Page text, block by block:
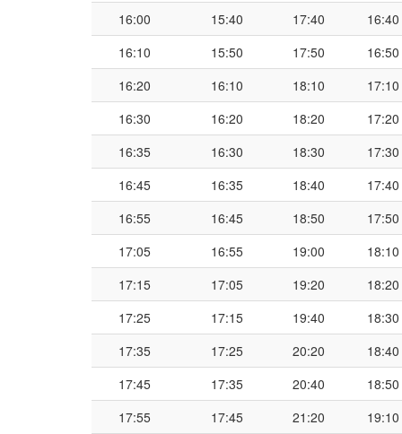
16:00
15:40 17:40
16:40
16:10
15:50 17:50
16:50
16:20
16:10 18:10
17:10
16:30
16:20 18:20
17:20
16:35
16:30 18:30
17:30
16:45
16:35 18:40
17:40
16:55
16:45 18:50
17:50
17:05
16:55 19:00
18:10
17:15
17:05 19:20
18:20
17:25
17:15 19:40
18:30
17:35
17:25 20:20
18:40
17:45
17:35 20:40
18:50
17:55
17:45 21:20 19:10